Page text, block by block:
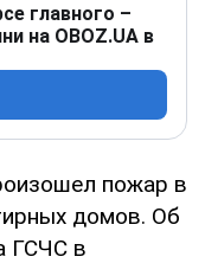
главного –
на OBOZ.UA в
пожар в
домов. Об
ГСЧС в